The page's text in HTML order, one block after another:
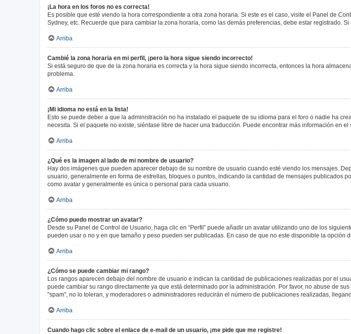
¡La hora en los foros no es correcta!
Es posible que esté viendo la hora correspondiente a otra zona horaria. Si este es el caso, visite el Panel de
Sydney, etc. Recuerde que para cambiar la zona horaria, como las demás preferencias, debe estar registrado.
Arriba
Cambié la zona horaria en mi perfil, ¡pero la hora sigue siendo incorrecto!
Si está seguro de que de la zona horaria es correcta y la hora sigue siendo incorrecta, entonces la hora
problema.
Arriba
¡Mi idioma no está en la lista!
Esto se puede deber a que la administración no ha instalado el paquete de su idioma para el foro o nadie ha
necesita. Si el paquete no existe, siéntase libre de hacer una traducción. Puede encontrar más información en el
Arriba
¿Qué es la imagen al lado de mi nombre de usuario?
Hay dos imágenes que pueden aparecer debajo de su nombre de usuario cuando esté viendo los mensajes.
usuario, generalmente en forma de estrellas, bloques o puntos, indicando la cantidad de mensajes publicados
como avatar y generalmente es única o personal para cada usuario.
Arriba
¿Cómo puedo mostrar un avatar?
Desde su Panel de Control de Usuario, haga clic en “Perfil” puede añadir un avatar utilizando uno de los
pueden usar o no y en que tamaño y peso pueden ser publicadas. En caso de que no este disponible la opción
Arriba
¿Cómo se puede cambiar mi rango?
Los rangos aparecen debajo del nombre de usuario e indican la cantidad de publicaciones realizadas por el
puede cambiar su rango directamente ya que está determinado por la administración. Por favor, no abuse de
"spam", no lo toleran, y moderadores o administradores reducirán el número de publicaciones realizadas,
Arriba
Cuando hago clic sobre el enlace de e-mail de un usuario, ¡me pide que me registre!